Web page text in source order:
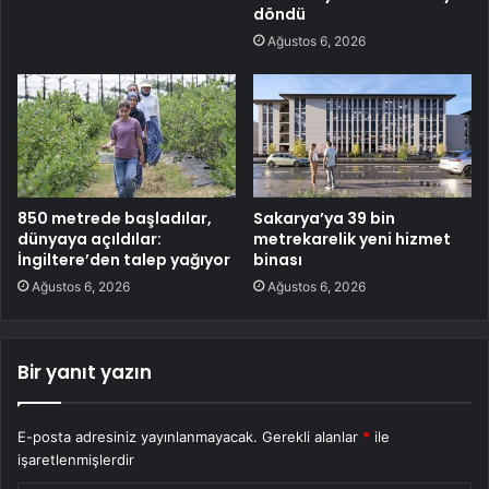
döndü
Ağustos 6, 2026
850 metrede başladılar,
dünyaya açıldılar:
İngiltere’den talep yağıyor
Ağustos 6, 2026
Sakarya’ya 39 bin
metrekarelik yeni hizmet
binası
Ağustos 6, 2026
Bir yanıt yazın
E-posta adresiniz yayınlanmayacak. Gerekli alanlar * ile
işaretlenmişlerdir